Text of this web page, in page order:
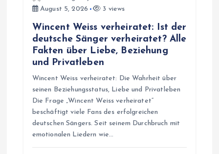
August 5, 2026
3 views
Wincent Weiss verheiratet: Ist der
deutsche Sänger verheiratet? Alle
Fakten über Liebe, Beziehung
und Privatleben
Wincent Weiss verheiratet: Die Wahrheit über
seinen Beziehungsstatus, Liebe und Privatleben
Die Frage „Wincent Weiss verheiratet“
beschäftigt viele Fans des erfolgreichen
deutschen Sängers. Seit seinem Durchbruch mit
emotionalen Liedern wie…